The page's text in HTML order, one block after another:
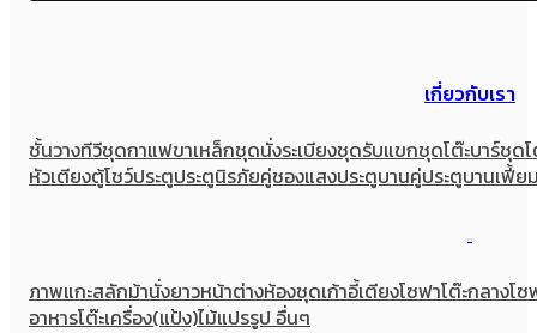
เกี่ยวกับเรา
ชั้นวางทีวีชุดกาแฟขาเหล็กชุดนั่งระเบียงชุดรับแขกชุดโต๊ะบาร์ชุดโ
หัวเตียงตู้โชว์ประตูประตูนิรภัยคู่ชองแสงประตูบานคู่ประตูบานเฟี้ย
ภาพแกะสลักม้านั่งยาวหน้าต่างห้องชุดเก้าอี้เตียงโซฟาโต๊ะกลางโซ
อาหารโต๊ะเครื่อง(แป้ง)ไม้แปรรูป อื่นๆ